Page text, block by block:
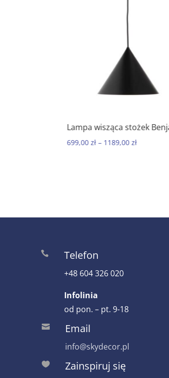
5.00
Lampa wisząca stożek
699,00 zł– 1189,00 zł
 Telefon
+48 604 326 020
Infolinia
od pon. – pt. 9-18
 Email
info@skydecor.pl
 Zainspiruj się